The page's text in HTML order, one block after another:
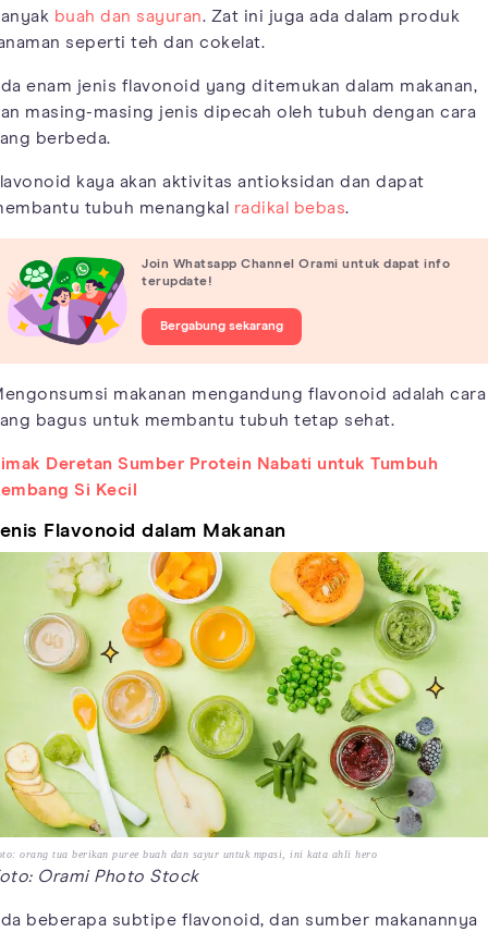
buah dan sayuran. Zat ini juga ada dalam produk
seperti teh dan cokelat.
enam jenis flavonoid yang ditemukan dalam makanan,
masing-masing jenis dipecah oleh tubuh dengan cara
berbeda.
kaya akan aktivitas antioksidan dan dapat
tubuh menangkal radikal bebas.
Join Whatsapp Channel Orami untuk dapat info
terupdate!
Bergabung sekarang
makanan mengandung flavonoid adalah cara
bagus untuk membantu tubuh tetap sehat.
Deretan Sumber Protein Nabati untuk Tumbuh
Si Kecil
Flavonoid dalam Makanan
orang tua berikan puree buah dan sayur untuk mpasi, ini kata ahli hero
Orami Photo Stock
beberapa subtipe flavonoid, dan sumber makanannya